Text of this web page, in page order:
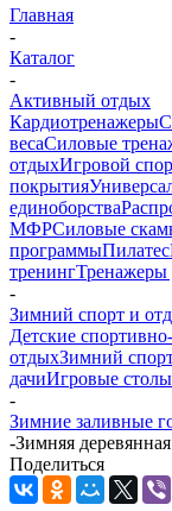
Главная
-
Каталог
-
Активный отдых
Кардиотренажеры
весаСиловые
отдыхИгровой
покрытия
единоборства
МФРСиловые
программыПилатес
тренингТренажеры
-
Зимний спорт и
Детские
отдыхЗимний
дачиИгровые столы
-
Зимние заливные
-Зимняя
Поделиться